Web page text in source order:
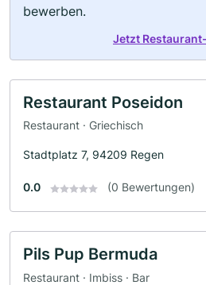
bewerben.
Jetzt
Restaurant Poseidon
Restaurant · Griechisch
Stadtplatz 7, 94209 Regen
0.0 (0 Bewertungen)
Pils Pup Bermuda
Restaurant · Imbiss · Bar